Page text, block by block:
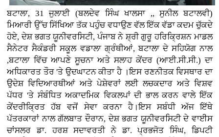
ਬਟਾਲਾ, 31 ਜੁਲਾਈ (ਬਲਦੇਵ ਸਿੰਘ ਖਾਲਸਾ ,, ਸੁਨੀਲ ਬਟਾਲਵੀ)
ਮਿਆਰੀ ਉੱਚ ਸਿੱਖਿਆ ਤੱਕ ਪਹੁੰਚ ਵਧਾਉਣ ਵੱਲ ਇੱਕ ਵੱਡਾ ਕਦਮ ਚੁੱਕਦੇ
ਹੋਏ, ਦੇਸ਼ ਭਗਤ ਯੂਨੀਵਰਸਿਟੀ, ਪੰਜਾਬ ਨੇ ਸ਼੍ਰੀ ਗੁਰੂ ਹਰਿਕ੍ਰਿਸ਼ਨ ਮਾਡਲ
ਸੈਨੇਟਰ ਸੈਕੰਡਰੀ ਸਕੂਲ ਵਡਾਲਾ ਗ੍ਰੰਥੀਆਂ, ਬਟਾਲਾ ਦੇ ਸਹਿਯੋਗ ਨਾਲ
,ਬਟਾਲਾ ਵਿੱਚ ਆਪਣੇ ਸੂਚਨਾ ਅਤੇ ਸਲਾਹ ਕੇਂਦਰ (ਆਈ.ਸੀ.ਸੀ.) ਦਾ
ਅਧਿਕਾਰਤ ਤੌਰ 'ਤੇ ਉਦਘਾਟਨ ਕੀਤਾ ਹੈ ।ਇਸ ਰਣਨੀਤਕ ਵਿਸਥਾਰ ਦਾ
ਉਦੇਸ਼ ਵਿਦਿਆਰਥੀਆਂ ਅਤੇ ਪੇਸ਼ੇਵਰਾਂ ਲਈ ਲਚਕਦਾਰ ਅਤੇ ਵਿਸ਼ਵ
ਪੱਧਰ 'ਤੇ ਸੰਬੰਧਿਤ ਅਕਾਦਮਿਕ ਵਿਕਲਪਾਂ ਦੀ ਭਾਲ ਕਰਨ ਵਾਲੇ ਇੱਕ
ਕੇਂਦਰੀਕ੍ਰਿਤ ਹੱਬ ਵਜੋਂ ਸੇਵਾ ਕਰਨਾ ਹੈ।ਇਸ ਸਬੰਧੀ ਅੱਜ ਇੱਥੇ
ਪੱਤਰਕਾਰਾਂ ਨਾਲ ਗੱਲਬਾਤ ਦੌਰਾਨ, ਦੇਸ਼ ਭਗਤ ਯੂਨੀਵਰਸਿਟੀ ਦੇ ਵਾਈਸ
ਚਾਂਸਲਰ ਡਾ. ਹਰਸ਼ ਸਦਾਵਰਤੀ ਨੇ ਡਾ. ਪ੍ਰਭਜੋਤ ਸਿੰਘ, ਡਿਪਟੀ